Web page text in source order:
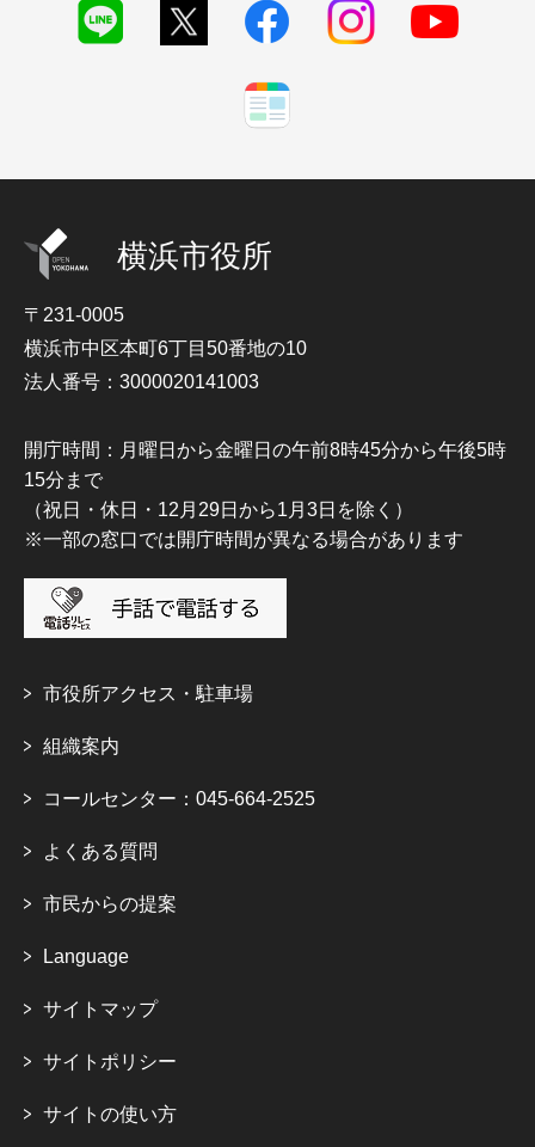
横浜市役所
〒231-0005
横浜市中区本町6丁目50番地の10
法人番号：3000020141003
開庁時間：月曜日から金曜日の午前8時45分から午後5時
15分まで
（祝日・休日・12月29日から1月3日を除く）
※一部の窓口では開庁時間が異なる場合があります
市役所アクセス・駐車場
組織案内
コールセンター：045-664-2525
よくある質問
市民からの提案
Language
サイトマップ
サイトポリシー
サイトの使い方